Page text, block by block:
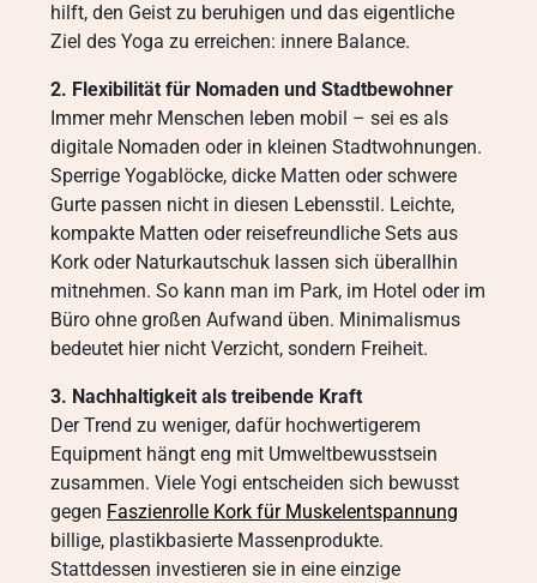
hilft, den Geist zu beruhigen und das eigentliche
Ziel des Yoga zu erreichen: innere Balance.
2. Flexibilität für Nomaden und Stadtbewohner
Immer mehr Menschen leben mobil – sei es als
digitale Nomaden oder in kleinen Stadtwohnungen.
Sperrige Yogablöcke, dicke Matten oder schwere
Gurte passen nicht in diesen Lebensstil. Leichte,
kompakte Matten oder reisefreundliche Sets aus
Kork oder Naturkautschuk lassen sich überallhin
mitnehmen. So kann man im Park, im Hotel oder im
Büro ohne großen Aufwand üben. Minimalismus
bedeutet hier nicht Verzicht, sondern Freiheit.
3. Nachhaltigkeit als treibende Kraft
Der Trend zu weniger, dafür hochwertigerem
Equipment hängt eng mit Umweltbewusstsein
zusammen. Viele Yogi entscheiden sich bewusst
gegen Faszienrolle Kork für Muskelentspannung
billige, plastikbasierte Massenprodukte.
Stattdessen investieren sie in eine einzige